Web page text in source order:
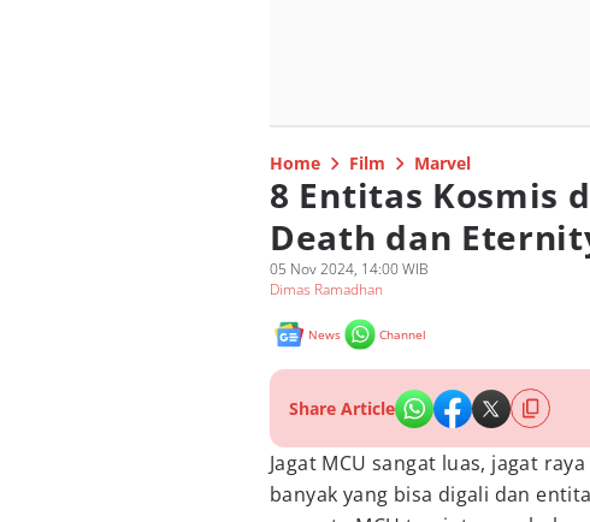
Home Film Marvel
8 Entitas Kosmis
Death dan
05 Nov 2024, 14:00 WIB
Dimas Ramadhan
News Channel
Share Article
Jagat MCU sangat luas, jagat
banyak yang bisa digali dan